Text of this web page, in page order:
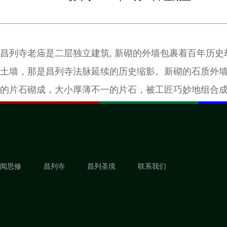
昌列寺老庙是二层独立建筑, 新砌的外墙包裹着百年历
土墙，那是昌列寺法脉延续的历史缩影。新砌的石质外
的片石砌成，大小厚薄不一的片石，被工匠巧妙地组合
闻思修 昌列寺 昌列圣境 联系我们